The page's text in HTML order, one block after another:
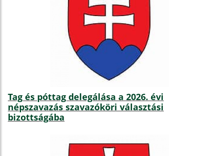
Tag és póttag delegálása a 2026. évi
népszavazás szavazóköri választási
bizottságába